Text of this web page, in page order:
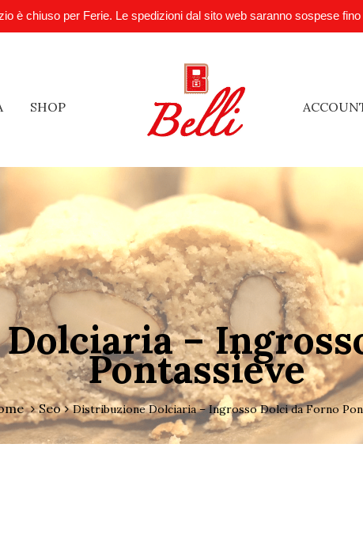
è chiuso per Ferie. Le spedizioni dal sito web saranno sospese fino
SHOP
–
Pontassieve
Seo Distribuzione Dolciaria – Ingrosso Dolci da Forno